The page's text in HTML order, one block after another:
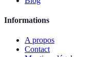
Informations
A propos
Contact